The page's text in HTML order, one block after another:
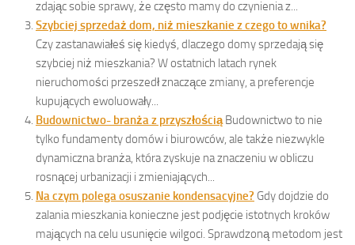
zdając sobie sprawy, że często mamy do czynienia z...
Szybciej sprzedaż dom, niż mieszkanie z czego to wnika?
Czy zastanawiałeś się kiedyś, dlaczego domy sprzedają się
szybciej niż mieszkania? W ostatnich latach rynek
nieruchomości przeszedł znaczące zmiany, a preferencje
kupujących ewoluowały...
Budownictwo- branża z przyszłością Budownictwo to nie
tylko fundamenty domów i biurowców, ale także niezwykle
dynamiczna branża, która zyskuje na znaczeniu w obliczu
rosnącej urbanizacji i zmieniających...
Na czym polega osuszanie kondensacyjne? Gdy dojdzie do
zalania mieszkania konieczne jest podjęcie istotnych kroków
mających na celu usunięcie wilgoci. Sprawdzoną metodom jest